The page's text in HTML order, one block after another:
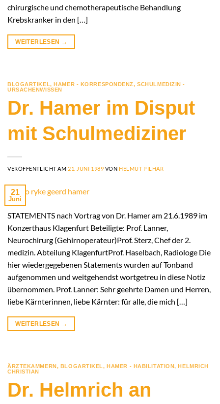
chirurgische und chemotherapeutische Behandlung
Krebskranker in den […]
WEITERLESEN →
BLOGARTIKEL,HAMER - KORRESPONDENZ,SCHULMEDIZIN -
URSACHENWISSEN
Dr. Hamer im Disput
mit Schulmediziner
VERÖFFENTLICHT AM 21. JUNI 1989 VON HELMUT PILHAR
21
Juni
STATEMENTS nach Vortrag von Dr. Hamer am 21.6.1989 im
Konzerthaus Klagenfurt Beteiligte: Prof. Lanner,
Neurochirurg (Gehirnoperateur)Prof. Sterz, Chef der 2.
medizin. Abteilung KlagenfurtProf. Haselbach, Radiologe Die
hier wiedergegebenen Statements wurden auf Tonband
aufgenommen und weitgehendst wortgetreu in diese Notiz
übernommen. Prof. Lanner: Sehr geehrte Damen und Herren,
liebe Kärnterinnen, liebe Kärnter: für alle, die mich […]
WEITERLESEN →
ÄRZTEKAMMERN, BLOGARTIKEL,HAMER - HABILITATION,HELMRICH
CHRISTIAN
Dr. Helmrich an